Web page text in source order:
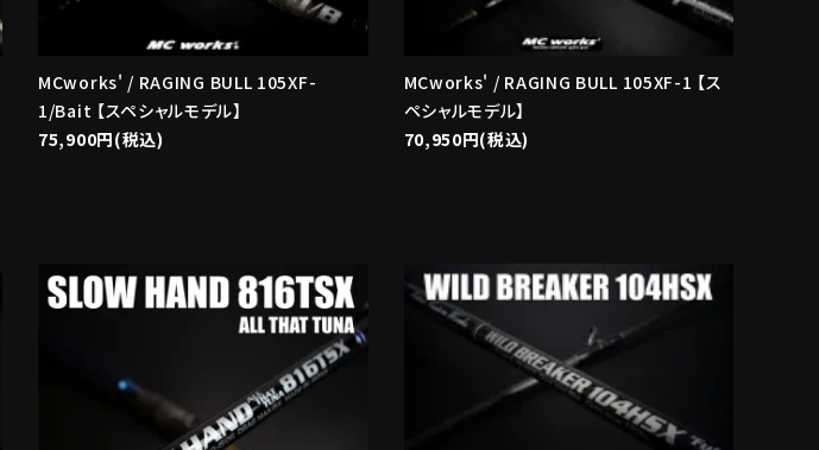
MCworks' / RAGING BULL 105XF-
1/Bait 【スペシャルモデル】
75,900円(税込)
MCworks' / RAGING BULL 105XF-1 【ス
ペシャルモデル】
70,950円(税込)